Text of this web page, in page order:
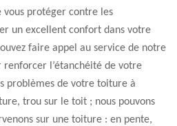
protéger contre les
un excellent confort dans votre
faire appel au service de notre
l’étanchéité de votre
problèmes de votre toiture à
trou sur le toit ; nous pouvons
sur une toiture : en pente,